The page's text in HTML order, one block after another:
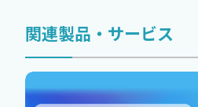
関連製品・サービス